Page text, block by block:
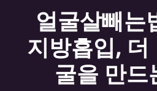
얼굴살빼는
지방흡입, 더
굴을 만드